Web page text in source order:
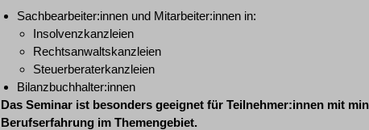
Sachbearbeiter:innen und Mitarbeiter:innen in:
Insolvenzkanzleien
Rechtsanwaltskanzleien
Steuerberaterkanzleien
Bilanzbuchhalter:innen
Das Seminar ist besonders geeignet für Teilnehmer:innen mit
Berufserfahrung im Themengebiet.